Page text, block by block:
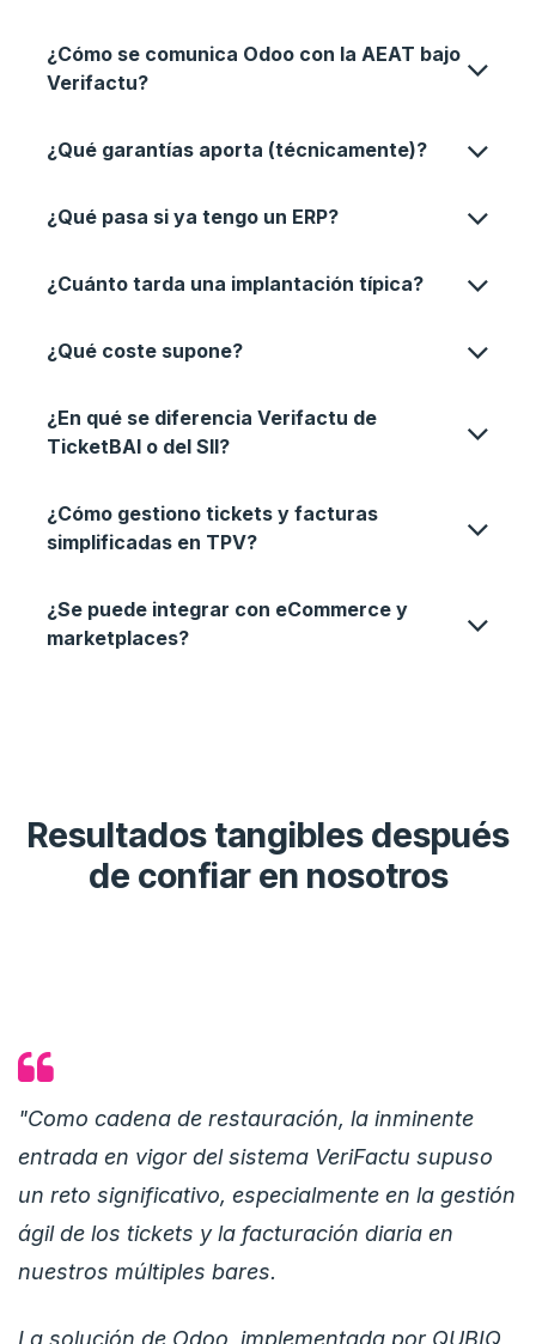
¿Cómo se comunica Odoo con la AEAT bajo
Verifactu?
¿Qué garantías aporta (técnicamente)?
¿Qué pasa si ya tengo un ERP?
¿Cuánto tarda una implantación típica?
¿Qué coste supone?
¿En qué se diferencia Verifactu de
TicketBAI o del SII?
¿Cómo gestiono tickets y facturas
simplificadas en TPV?
¿Se puede integrar con eCommerce y
marketplaces?
Resultados tangibles después
de confiar en nosotros
"Como cadena de restauración, la inminente
entrada en vigor del sistema VeriFactu supuso
un reto significativo, especialmente en la gestión
ágil de los tickets y la facturación diaria en
nuestros múltiples bares.
La solución de Odoo, implementada por QUBIQ,